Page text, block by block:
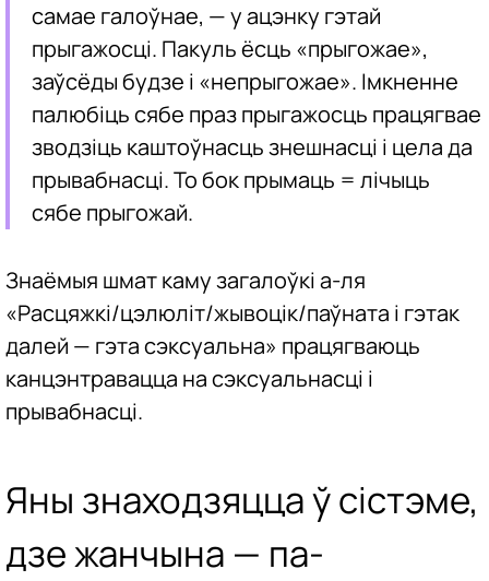
самае галоўнае, — у ацэнку гэтай
прыгажосці. Пакуль ёсць «прыгожае»,
заўсёды будзе і «непрыгожае». Імкненне
палюбіць сябе праз прыгажосць працягвае
зводзіць каштоўнасць знешнасці і цела да
прывабнасці. То бок прымаць = лічыць
сябе прыгожай.
Знаёмыя шмат каму загалоўкі а-ля
«Расцяжкі/цэлюліт/жывоцік/паўната і гэтак
далей — гэта сэксуальна» працягваюць
канцэнтравацца на сэксуальнасці і
прывабнасці.
Яны знаходзяцца ў сістэме,
дзе жанчына — па-